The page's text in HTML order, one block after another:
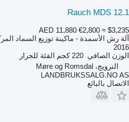
Rauch MDS 12.1
AED 11,880 €2,800 ≈ $3,235
آلة رش الأسمدة - ماكينة توزيع السماد
2016
الوزن الصافي 220 كجم الفئة للجرار
النرويج، Møre og Romsdal
LANDBRUKSSALG.NO AS
الاتصال بالبائع